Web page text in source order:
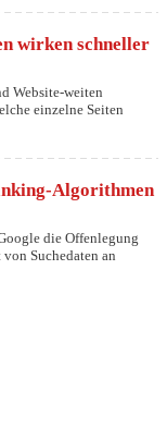
wirken schneller
Website-weiten
einzelne Seiten
Algorithmen
die Offenlegung
Suchedaten an